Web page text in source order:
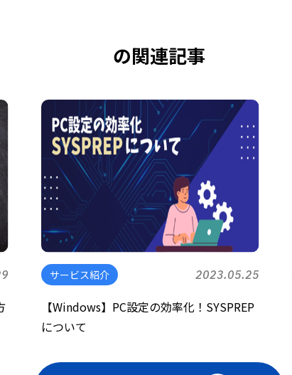
の関連記事
サービス紹介 2023.05.25
【Windows】PC設定の効率化！SYSPREP
について